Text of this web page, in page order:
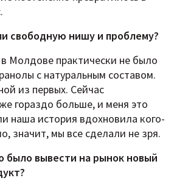
свободную нишу и проблему?
Молдове практически не было
с натуральным составом.
из первых. Сейчас
гораздо больше, и меня это
наша история вдохновила кого-
значит, мы все сделали не зря.
было вывести на рынок новый